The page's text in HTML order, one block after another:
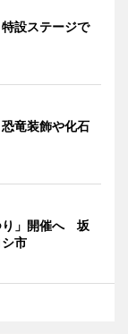
設ステージで
竜装飾や化石
り」開催へ 坂
市